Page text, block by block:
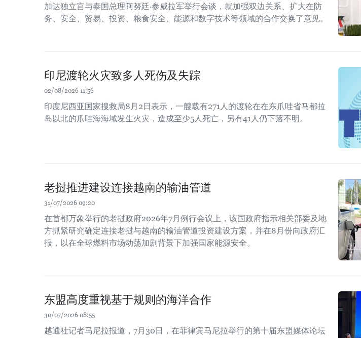
加达独立宫与泰国总理阿努廷·参威拉军举行会谈，就加强双边关系、扩大在防
务、安全、贸易、投资、粮食安全、能源和数字技术等领域的合作交换了意见。
印尼渡轮火灾致多人死伤及失踪
02/08/2026 11:56
印度尼西亚国家搜救局8月2日表示，一艘载有271人的渡轮在在东爪哇省马都拉
岛以北的爪哇海海域发生火灾，造成至少5人死亡，另有41人仍下落不明。
老挝推进建设连接越南的输油管道
31/07/2026 09:20
在首都万象举行的老挝政府2026年7月例行会议上，该国政府指示相关部委及地
方抓紧研究确定连接老挝与越南的输油管道投资建设方案，并在8月份向政府汇
报，以在全球燃料市场动荡加剧背景下加强国家能源安全。
东盟高度重视基于规则的海洋合作
30/07/2026 08:55
越通社记者马尼拉报道，7月30日，在菲律宾马尼拉举行的第十届东盟媒体论坛